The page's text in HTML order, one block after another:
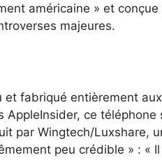
américaine » et conçue
majeures.
fabriqué entièrement
AppleInsider, ce
par Wingtech/Luxshare,
peu crédible » : «